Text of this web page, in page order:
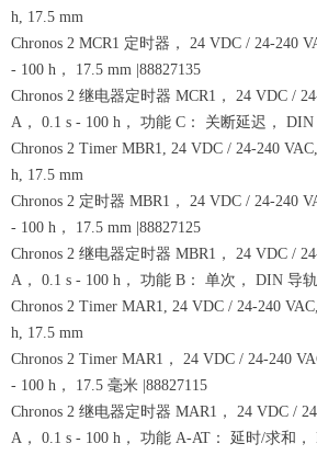
h, 17.5 mm
Chronos 2 MCR1 定时器， 24 VDC / 24-240
- 100 h， 17.5 mm |88827135
Chronos 2 继电器定时器 MCR1， 24 VDC /
A， 0.1 s - 100 h， 功能 C： 关断延迟，
Chronos 2 Timer MBR1, 24 VDC / 24-240
h, 17.5 mm
Chronos 2 定时器 MBR1， 24 VDC / 24-240
- 100 h， 17.5 mm |88827125
Chronos 2 继电器定时器 MBR1， 24 VDC /
A， 0.1 s - 100 h， 功能 B： 单次， DIN 导
Chronos 2 Timer MAR1, 24 VDC / 24-240
h, 17.5 mm
Chronos 2 Timer MAR1， 24 VDC / 24-240
- 100 h， 17.5 毫米 |88827115
Chronos 2 继电器定时器 MAR1， 24 VDC /
A， 0.1 s - 100 h， 功能 A-AT： 延时/求和